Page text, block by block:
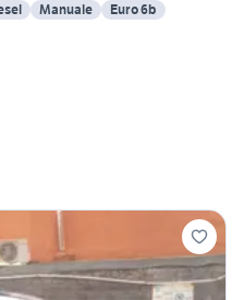
Manuale Euro 6b